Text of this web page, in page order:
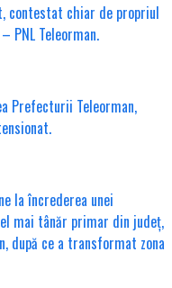
contestat chiar de propriul
PNL Teleorman.
Prefecturii Teleorman,
la încrederea unei
mai tânăr primar din județ,
după ce a transformat zona